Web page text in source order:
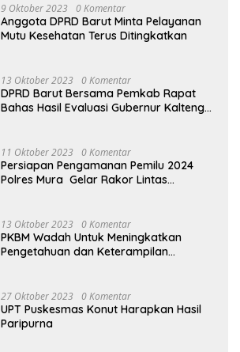
9 Oktober 2023 0 Komentar
Anggota DPRD Barut Minta Pelayanan
Mutu Kesehatan Terus Ditingkatkan
13 Oktober 2023 0 Komentar
DPRD Barut Bersama Pemkab Rapat
Bahas Hasil Evaluasi Gubernur Kalteng
11 Oktober 2023 0 Komentar
Persiapan Pengamanan Pemilu 2024
Polres Mura Gelar Rakor Lintas
13 Oktober 2023 0 Komentar
PKBM Wadah Untuk Meningkatkan
Pengetahuan dan Keterampilan
27 Oktober 2023 0 Komentar
UPT Puskesmas Konut Harapkan Hasil
Paripurna